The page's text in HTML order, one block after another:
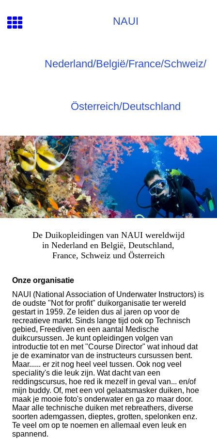
NAUI
Nederland/België/France/Schweiz/
Österreich/Deutschland
De Duikopleidingen van NAUI wereldwijd
in Nederland en België, Deutschland,
France, Schweiz und Österreich
Onze organisatie
NAUI (National Association of Underwater Instructors) is
de oudste "Not for profit" duikorganisatie ter wereld
gestart in 1959. Ze leiden dus al jaren op voor de
recreatieve markt. Sinds lange tijd ook op Technisch
gebied, Freediven en een aantal Medische
duikcursussen. Je kunt opleidingen volgen van
introductie tot en met "Course Director" wat inhoud dat
je de examinator van de instructeurs cursussen bent.
Maar...... er zit nog heel veel tussen. Ook nog veel
speciality's die leuk zijn. Wat dacht van een
reddingscursus, hoe red ik mezelf in geval van... en/of
mijn buddy. Of, met een vol gelaatsmasker duiken, hoe
maak je mooie foto's onderwater en ga zo maar door.
Maar alle technische duiken met rebreathers, diverse
soorten ademgassen, dieptes, grotten, spelonken enz.
Te veel om op te noemen en allemaal even leuk en
spannend.